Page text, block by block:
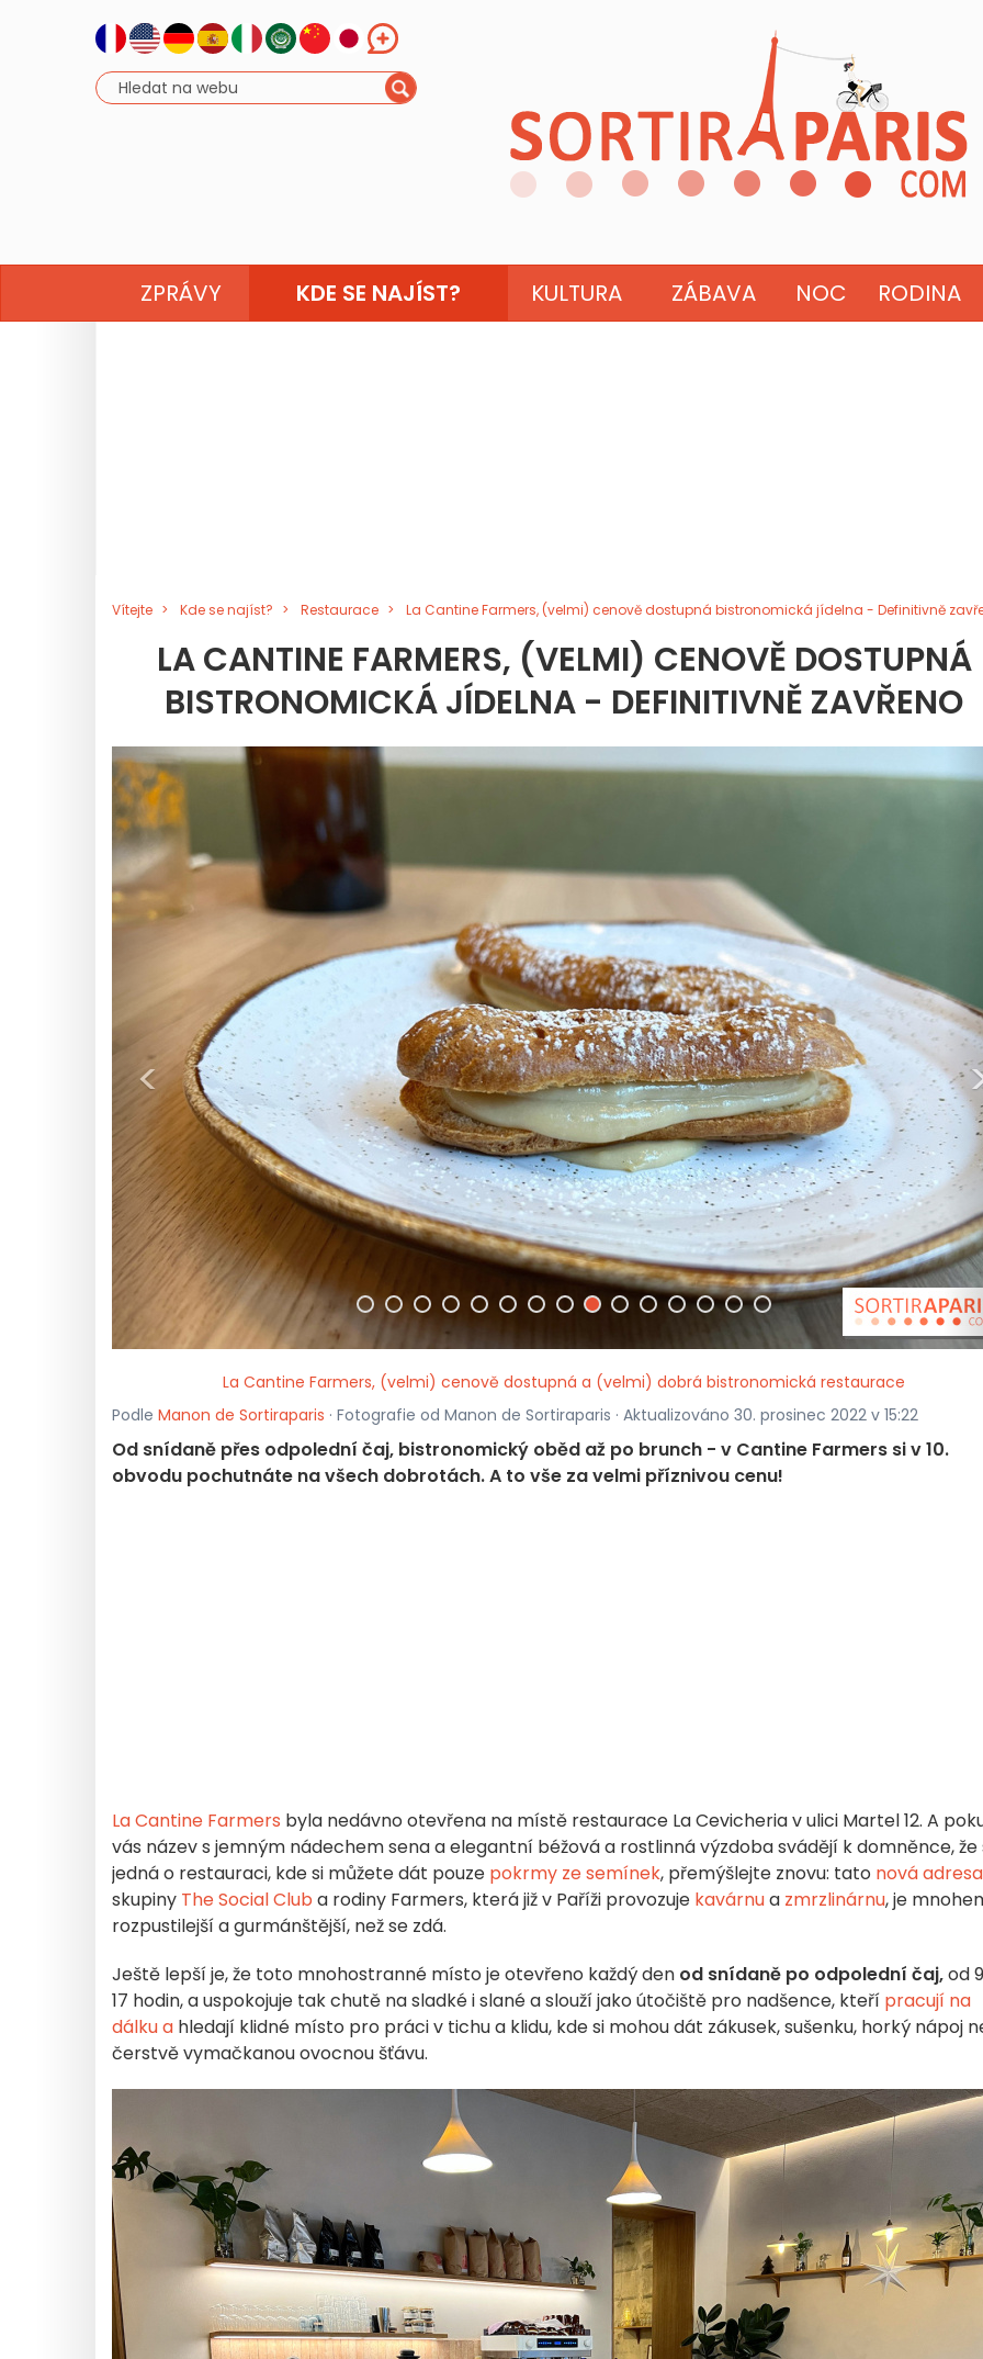
ZPRÁVY KDE SE NAJÍST? KULTURA ZÁBAVA NOC RODINA
Vítejte Kde se najíst? Restaurace La Cantine Farmers, (velmi) cenově dostupná bistronomická jídelna - Definitivně
LA CANTINE FARMERS, (VELMI) CENOVĚ DOSTUPNÁ
BISTRONOMICKÁ JÍDELNA - DEFINITIVNĚ ZAVŘENO
<
La Cantine Farmers, (velmi) cenově dostupná a (velmi) dobrá bistronomická restaurace
Podle Manon de Sortiraparis · Fotografie od Manon de Sortiraparis · Aktualizováno 30. prosinec 2022 v 15:22
Od snídaně přes odpolední čaj, bistronomický oběd až po brunch - v Cantine Farmers si v 10.
obvodu pochutnáte na všech dobrotách. A to vše za velmi příznivou cenu!
La Cantine Farmers byla nedávno otevřena na místě restaurace La Cevicheria v ulici Martel 12. A
vás název s jemným nádechem sena a elegantní béžová a rostlinná výzdoba svádějí k domněnce, že
jedná o restauraci, kde si můžete dát pouze pokrmy ze semínek, přemýšlejte znovu: tato nová adresa
skupiny The Social Club a rodiny Farmers, která již v Paříži provozuje kavárnua zmrzlinárnu, je
rozpustilejší a gurmánštější, než se zdá.
Ještě lepší je, že toto mnohostranné místo je otevřeno každý den od snídaně po odpolední čaj,od
17 hodin, a uspokojuje tak chutě na sladké i slané a slouží jako útočiště pro nadšence, kteří pracují na
dálku a hledají klidné místo pro práci v tichu a klidu, kde si mohou dát zákusek, sušenku, horký nápoj
čerstvě vymačkanou ovocnou šťávu.